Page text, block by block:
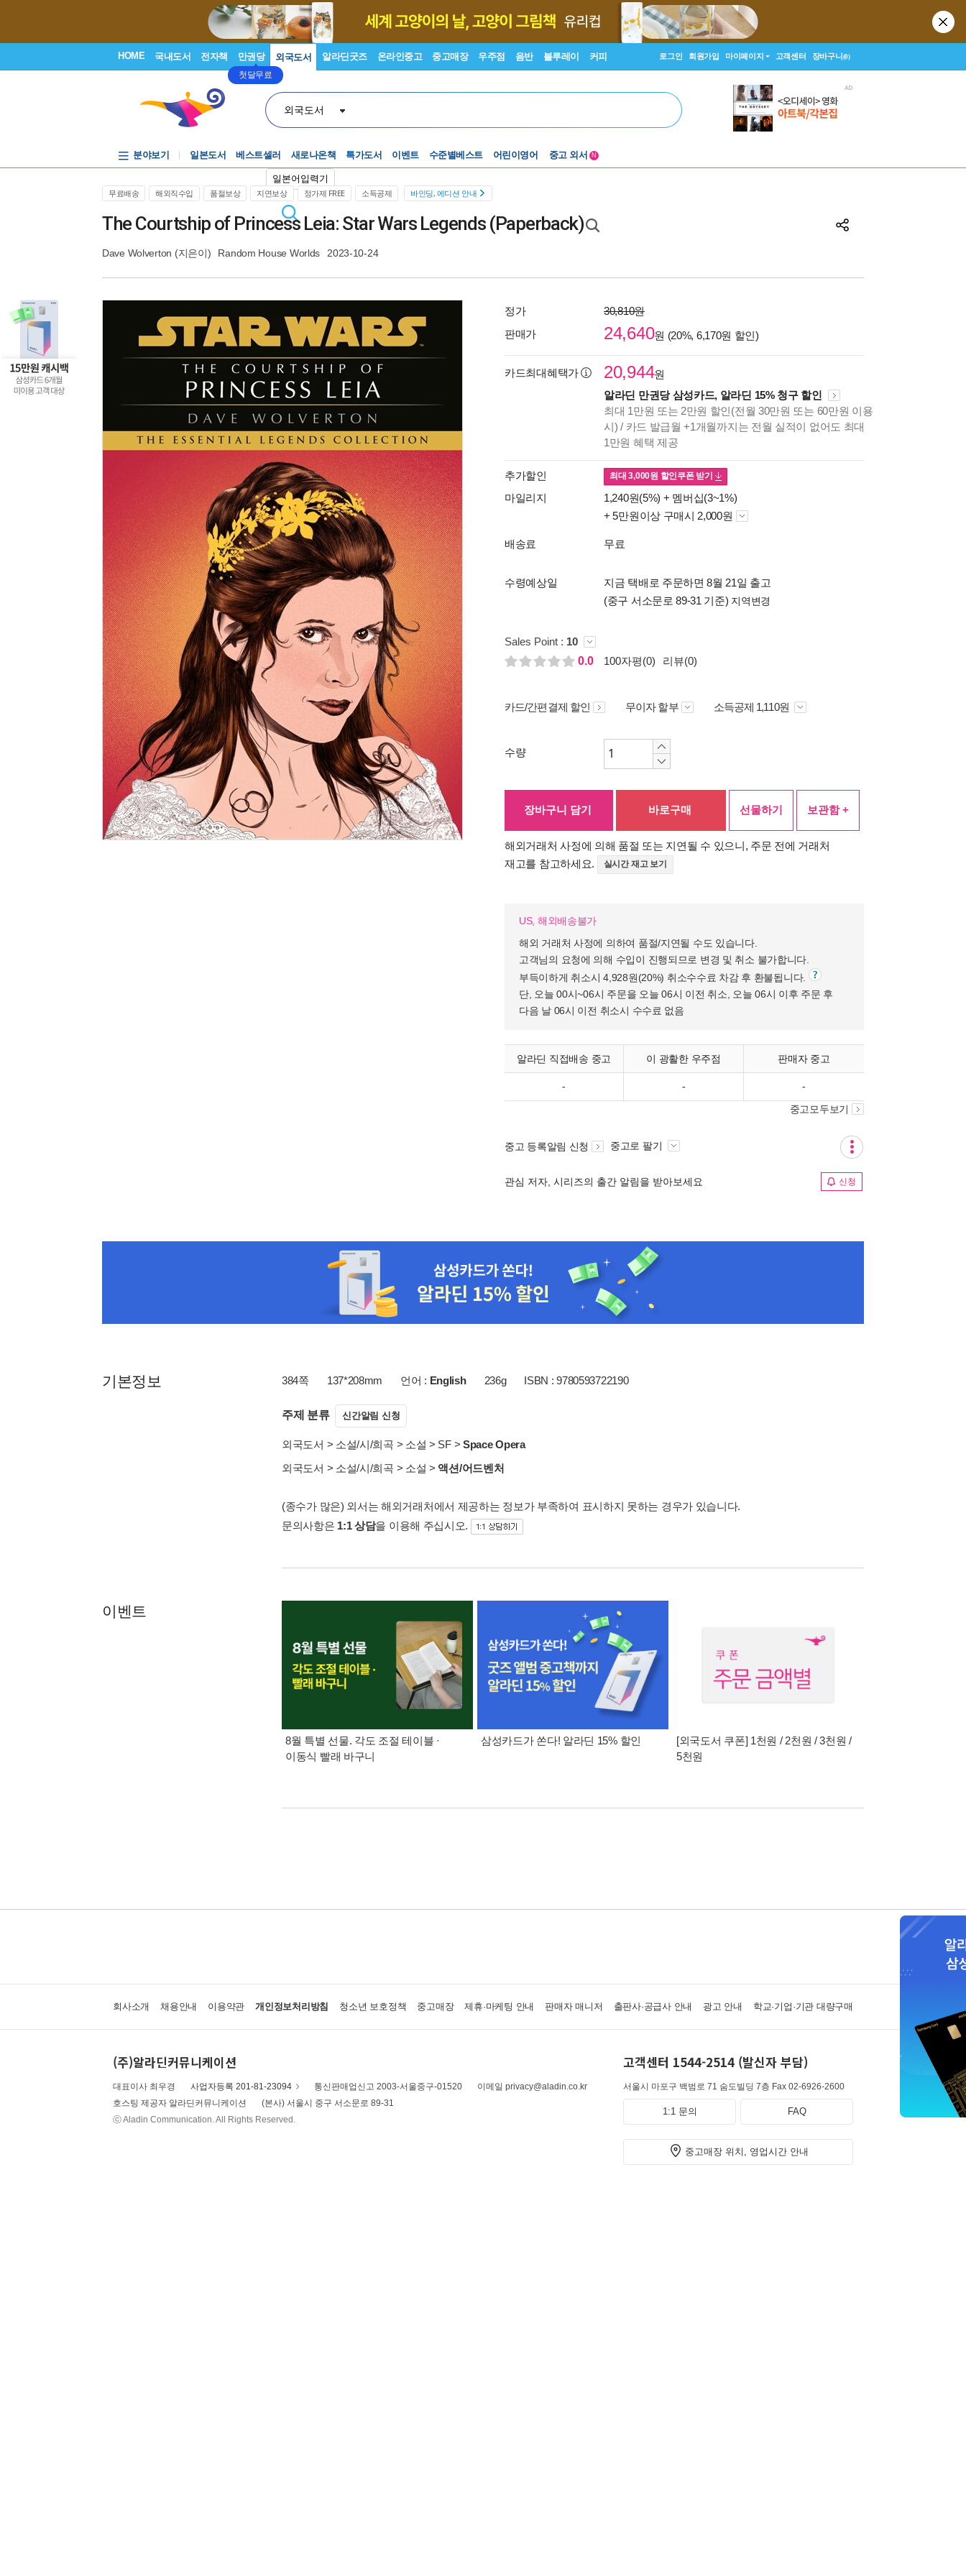
HOME 국내도서 전자책 만권당
첫달무료
외국도서 알라딘굿즈 온라인중고 중고매장 우주점 음반 블루레이 커피 로그인 회원가입 마이페이지 고객센터 장바구니(0)
외국도서
일본어입력기
분야보기 일본도서 베스트셀러 새로나온책 특가도서 이벤트
수준별베스트
Lexile®
수준별베스트
어린이영어
중고 외서
5백원부터
N
무료배송 해외직수입 품절보상 지연보상 정가제 FREE 소득공제 바인딩, 에디션 안내
The Courtship of Princess Leia: Star Wars Legends (Paperback)
Dave Wolverton (지은이) Random House Worlds 2023-10-24
정가
30,810원
판매가
24,640원 (20%, 6,170원 할인)
카드최대혜택가 20,944원
알라딘 만권당 삼성카드, 알라딘 15% 청구 할인
최대 1만원 또는 2만원 할인(전월 30만원 또는 60만원 이용
시) / 카드 발급월 +1개월까지는 전월 실적이 없어도 최대
1만원 혜택 제공
추가할인 최대3,000원 할인쿠폰 받기
마일리지 1,240원(5%) + 멤버십(3~1%)
+ 5만원이상 구매시 2,000원
배송료 무료
수령예상일
지금 택배로 주문하면 8월 21일 출고
(중구 서소문로 89-31 기준) 지역변경
Sales Point : 10
0.0
100자평(0) 리뷰(0)
카드/간편결제 할인 무이자 할부 소득공제 1,110원
수량
장바구니 담기 바로구매 선물하기 보관함 +
해외거래처 사정에 의해 품절 또는 지연될 수 있으니, 주문 전에 거래처
재고를 참고하세요.
실시간 재고 보기
US, 해외배송불가
해외 거래처 사정에 의하여 품절/지연될 수도 있습니다.
고객님의 요청에 의해 수입이 진행되므로 변경 및 취소 불가합니다.
부득이하게 취소시 4,928원(20%) 취소수수료 차감 후 환불됩니다.
단, 오늘 00시~06시 주문을 오늘 06시 이전 취소, 오늘 06시 이후 주문 후
다음 날 06시 이전 취소시 수수료 없음
알라딘 직접배송 중고 이 광활한 우주점 판매자 중고
- - -
중고모두보기
중고 등록알림 신청 중고로 팔기
관심 저자, 시리즈의 출간 알림을 받아보세요 신청
기본정보 384쪽 137*208mm 언어 : English 236g ISBN : 9780593722190
주제 분류 신간알림 신청
외국도서 > 소설/시/희곡 > 소설 > SF> Space Opera
외국도서 > 소설/시/희곡 > 소설 > 액션/어드벤처
(종수가 많은) 외서는 해외거래처에서 제공하는 정보가 부족하여 표시하지 못하는 경우가 있습니다.
문의사항은 1:1 상담을 이용해 주십시오.
이벤트
8월 특별 선물. 각도 조절 테이블 ·
이동식 빨래 바구니
삼성카드가 쏜다! 알라딘 15% 할인
[외국도서 쿠폰] 1천원 / 2천원 / 3천원 /
5천원
회사소개 채용안내 이용약관 개인정보처리방침 청소년 보호정책 중고매장 제휴·마케팅 안내 판매자 매니저 출판사·공급사 안내 광고 안내 학교·기업·기관 대량구매
(주)알라딘커뮤니케이션
대표이사 최우경 사업자등록 201-81-23094 통신판매업신고 2003-서울중구-01520
이메일 privacy@aladin.co.kr
호스팅 제공자 알라딘커뮤니케이션
(본사) 서울시 중구 서소문로 89-31
ⓒ Aladin Communication. All Rights Reserved.
고객센터 1544-2514 (발신자 부담)
서울시 마포구 백범로 71 숨도빌딩 7층 Fax 02-6926-2600
1:1 문의 FAQ
중고매장 위치, 영업시간 안내